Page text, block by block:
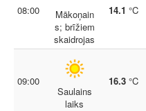
08:00
Mākoņain
s; brīžiem
skaidrojas
14.1 °C
09:00
Saulains
laiks
16.3 °C